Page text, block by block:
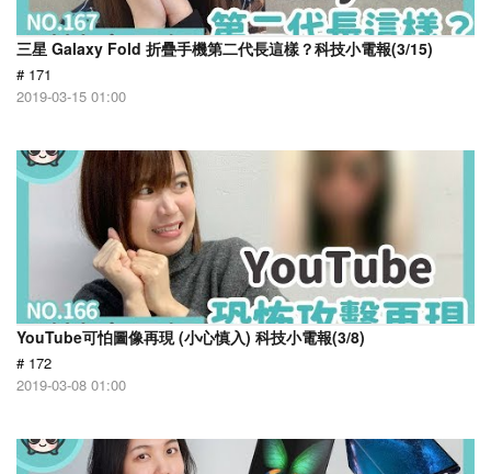
三星 Galaxy Fold 折疊手機第二代長這樣？科技小電報(3/15)
# 171
2019-03-15 01:00
YouTube可怕圖像再現 (小心慎入) 科技小電報(3/8)
# 172
2019-03-08 01:00